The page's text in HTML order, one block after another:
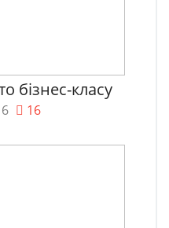
бізнес-класу
16